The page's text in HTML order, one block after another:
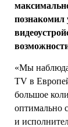
познакомил
«Мы
TV в
большое
оптимально
и